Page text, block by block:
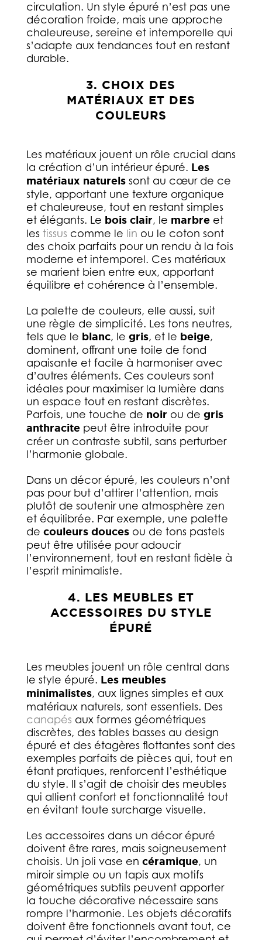
circulation. Un style épuré n’est pas une
décoration froide, mais une approche
chaleureuse, sereine et intemporelle qui
s’adapte aux tendances tout en restant
durable.
3. CHOIX DES
MATÉRIAUX ET DES
COULEURS
Les matériaux jouent un rôle crucial dans
la création d’un intérieur épuré. Les
matériaux naturelssont au cœur de ce
style, apportant une texture organique
et chaleureuse, tout en restant simples
et élégants. Le bois clair, le marbreet
les tissus comme le lin ou le coton sont
des choix parfaits pour un rendu à la fois
moderne et intemporel. Ces matériaux
se marient bien entre eux, apportant
équilibre et cohérence à l’ensemble.
La palette de couleurs, elle aussi, suit
une règle de simplicité. Les tons neutres,
tels que le blanc, le gris, et le beige,
dominent, offrant une toile de fond
apaisante et facile à harmoniser avec
d’autres éléments. Ces couleurs sont
idéales pour maximiser la lumière dans
un espace tout en restant discrètes.
Parfois, une touche de noir ou de gris
anthracitepeut être introduite pour
créer un contraste subtil, sans perturber
l’harmonie globale.
Dans un décor épuré, les couleurs n’ont
pas pour but d’attirer l’attention, mais
plutôt de soutenir une atmosphère zen
et équilibrée. Par exemple, une palette
de couleurs doucesou de tons pastels
peut être utilisée pour adoucir
l’environnement, tout en restant fidèle à
l’esprit minimaliste.
4. LES MEUBLES ET
ACCESSOIRES DU STYLE
ÉPURÉ
Les meubles jouent un rôle central dans
le style épuré. Les meubles
minimalistes, aux lignes simples et aux
matériaux naturels, sont essentiels. Des
canapés aux formes géométriques
discrètes, des tables basses au design
épuré et des étagères flottantes sont des
exemples parfaits de pièces qui, tout en
étant pratiques, renforcent l’esthétique
du style. Il s’agit de choisir des meubles
qui allient confort et fonctionnalité tout
en évitant toute surcharge visuelle.
Les accessoires dans un décor épuré
doivent être rares, mais soigneusement
choisis. Un joli vase en céramique, un
miroir simple ou un tapis aux motifs
géométriques subtils peuvent apporter
la touche décorative nécessaire sans
rompre l’harmonie. Les objets décoratifs
doivent être fonctionnels avant tout, ce